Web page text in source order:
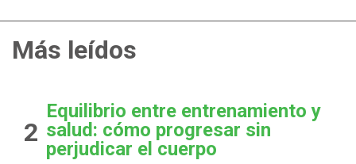
Más leídos
2
Equilibrio entre entrenamiento y
salud: cómo progresar sin
perjudicar el cuerpo